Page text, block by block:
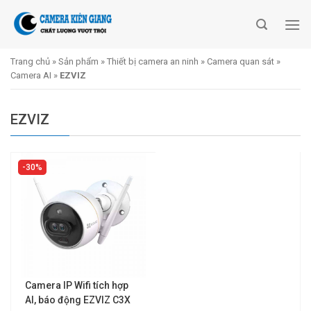
Trang chủ » Sản phẩm » Thiết bị camera an ninh » Camera quan sát »
Camera AI » EZVIZ
EZVIZ
30%
Camera IP Wifi tích hợp
AI, báo động EZVIZ C3X